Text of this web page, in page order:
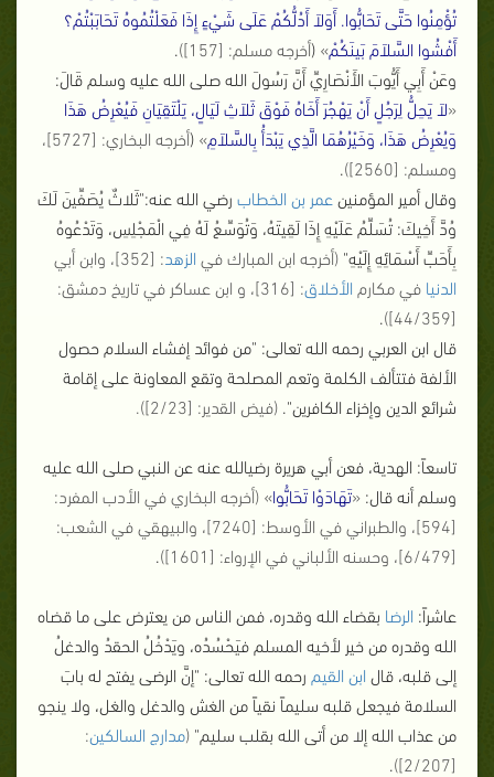
تُؤْمِنُوا حَتَّى تَحَابُّوا. أَوَلاَ أَدُلُّكُمْ عَلَى شَيْءٍ إِذَا فَعَلْتُمُوهُ تَحَابَبْتُمْ؟
أَفْشُوا السَّلاَمَ بَينَكُمْ»
(أخرجه مسلم: [157])
.
وعَنْ أَبِي أَيُّوبَ الأَنْصَارِيِّ أَنَّ رَسُولَ الله صلى الله عليه وسلم قَالَ:
«لاَ يَحِلُّ لِرَجُلٍ أَنْ يَهْجُرَ أَخَاهُ فَوْقَ ثَلاَثِ لَيَالٍ، يَلْتَقِيَانِ فَيُعْرِضُ هَذَا
وَيُعْرِضُ هَذَا، وَخَيْرُهُمَا الَّذِي يَبْدَأُ بِالسَّلاَمِ»
(
أخرجه البخاري: [5727]،
ومسلم: [2560])
.
وقال أمير المؤمنين عمر بن الخطاب رضي الله عنه:"ثَلاثٌ يُصَفِّينَ لَكَ
وُدَّ أَخِيكَ: تُسَلِّمُ عَلَيْهِ إِذَا لَقِيتَهُ، وَتُوَسِّعُ لَهُ فِي الْمَجْلِسِ، وَتَدْعُوهُ
بِأَحَبِّ أَسْمَائِهِ إِلَيْهِ" (أخرجه ابن المبارك في الزهد: [352]، وابن أبي
الدنيا في مكارم الأخلاق
: [316]، و ابن عساكر في تاريخ دمشق:
[44/359])
.
قال ابن العربي رحمه الله تعالى: "من فوائد إفشاء السلام حصول
الألفة فتتألف الكلمة وتعم المصلحة وتقع المعاونة على إقامة
شرائع الدين وإخزاء الكافرين". (فيض القدير: [2/23]).
تاسعاً: الهدية، فعن أبي هريرة رضيالله عنه عن النبي صلى الله عليه
وسلم أنه قال: «تَهَادَوْا تَحَابُّوا» (أخرجه البخاري في الأدب المفرد:
[594]، والطبراني في الأوسط: [7240]، والبيهقي في الشعب:
[6/479]، وحسنه الألباني في الإرواء: [1601])
.
عاشراً: الرضا بقضاء الله وقدره، فمن الناس من يعترض على ما قضاه
الله وقدره من خير لأخيه المسلم فيَحْسُدُه، ويَدْخُلُ الحقدُ والدغلُ
إلى قلبه، قال ابن القيم رحمه الله تعالى: "إنَّ الرضى يفتح له بابَ
السلامة فيجعل قلبه سليماً نقياً من الغش والدغل والغل، ولا ينجو
من عذاب الله إلا من أتى الله بقلب سليم" (مدارج السالكين:
[2/207])
.